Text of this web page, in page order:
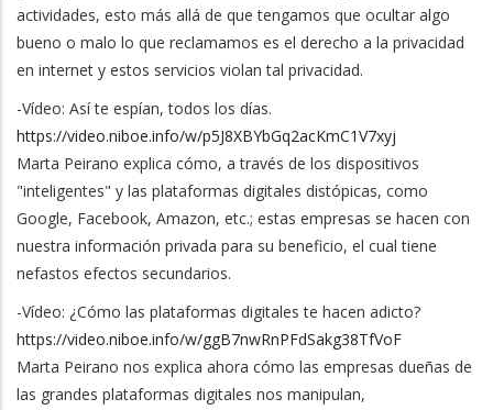
actividades, esto más allá de que tengamos que ocultar algo
bueno o malo lo que reclamamos es el derecho a la privacidad
en internet y estos servicios violan tal privacidad.
-Vídeo: Así te espían, todos los días.
https://video.niboe.info/w/p5J8XBYbGq2acKmC1V7xyj
Marta Peirano explica cómo, a través de los dispositivos
"inteligentes" y las plataformas digitales distópicas, como
Google, Facebook, Amazon, etc.; estas empresas se hacen con
nuestra información privada para su beneficio, el cual tiene
nefastos efectos secundarios.
-Vídeo: ¿Cómo las plataformas digitales te hacen adicto?
https://video.niboe.info/w/ggB7nwRnPFdSakg38TfVoF
Marta Peirano nos explica ahora cómo las empresas dueñas de
las grandes plataformas digitales nos manipulan,